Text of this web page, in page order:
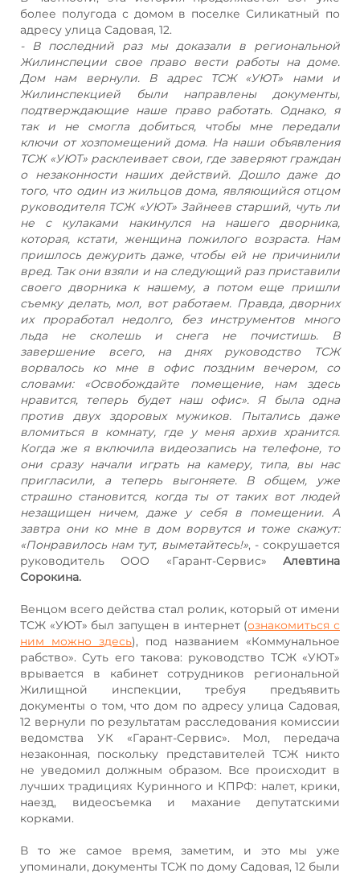
более полугода с домом в поселке Силикатный по
адресу улица Садовая, 12.
- В последний раз мы доказали в региональной
Жилинспеции свое право вести работы на доме.
Дом нам вернули. В адрес ТСЖ «УЮТ» нами и
Жилинспекцией были направлены документы,
подтверждающие наше право работать. Однако, я
так и не смогла добиться, чтобы мне передали
ключи от хозпомещений дома. На наши объявления
ТСЖ «УЮТ» расклеивает свои, где заверяют граждан
о незаконности наших действий. Дошло даже до
того, что один из жильцов дома, являющийся отцом
руководителя ТСЖ «УЮТ» Зайнеев старший, чуть ли
не с кулаками накинулся на нашего дворника,
которая, кстати, женщина пожилого возраста. Нам
пришлось дежурить даже, чтобы ей не причинили
вред. Так они взяли и на следующий раз приставили
своего дворника к нашему, а потом еще пришли
съемку делать, мол, вот работаем. Правда, дворних
их проработал недолго, без инструментов много
льда не сколешь и снега не почистишь. В
завершение всего, на днях руководство ТСЖ
ворвалось ко мне в офис поздним вечером, со
словами: «Освобождайте помещение, нам здесь
нравится, теперь будет наш офис». Я была одна
против двух здоровых мужиков. Пытались даже
вломиться в комнату, где у меня архив хранится.
Когда же я включила видеозапись на телефоне, то
они сразу начали играть на камеру, типа, вы нас
пригласили, а теперь выгоняете. В общем, уже
страшно становится, когда ты от таких вот людей
незащищен ничем, даже у себя в помещении. А
завтра они ко мне в дом ворвутся и тоже скажут:
«Понравилось нам тут, выметайтесь!», - сокрушается
руководитель ООО «Гарант-Сервис» Алевтина
Сорокина.
Венцом всего действа стал ролик, который от имени
ТСЖ «УЮТ» был запущен в интернет (ознакомиться с
ним можно здесь), под названием «Коммунальное
рабство». Суть его такова: руководство ТСЖ «УЮТ»
врывается в кабинет сотрудников региональной
Жилищной инспекции, требуя предъявить
документы о том, что дом по адресу улица Садовая,
12 вернули по результатам расследования комиссии
ведомства УК «Гарант-Сервис». Мол, передача
незаконная, поскольку представителей ТСЖ никто
не уведомил должным образом. Все происходит в
лучших традициях Куринного и КПРФ: налет, крики,
наезд, видеосъемка и махание депутатскими
корками.
В то же самое время, заметим, и это мы уже
упоминали, документы ТСЖ по дому Садовая, 12 были